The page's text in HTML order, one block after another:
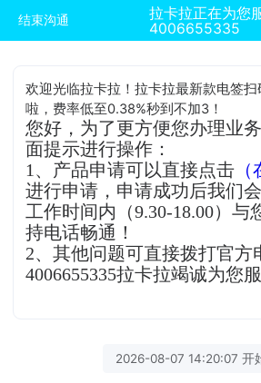
结束沟通
拉卡拉正在为您
4006655335
欢迎光临拉卡拉！拉卡拉最新款电签扫
啦，费率低至0.38%秒到不加3！
您好，为了更方便您办理业
面提示进行操作：
1、产品申请可以直接点击
进行申请，申请成功后我们
工作时间内（9.30-18.00）与
持电话畅通！
2、其他问题可直接拨打官方
4006655335拉卡拉竭诚为您服
2026-08-07 14:20:07 开